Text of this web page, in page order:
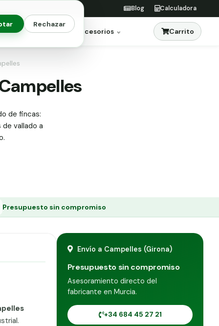
Rechazar
Blog Calculadora
Jardinería Accesorios Carrito
de fincas:
vallado a
Presupuesto sin compromiso
Envío a Campelles (Girona)
Presupuesto sin compromiso
Asesoramiento directo del
fabricante en Murcia.
+34 684 45 27 21